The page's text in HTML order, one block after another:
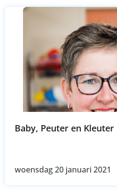
Baby, Peuter en
woensdag 20 januari 2021